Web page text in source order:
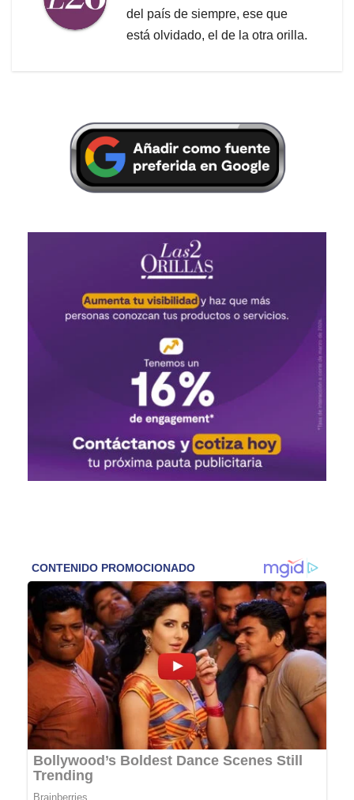
del país de siempre, ese que
está olvidado, el de la otra orilla.